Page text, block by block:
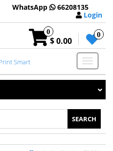
WhatsApp
66208135
Login
0
$ 0.00
0
Toggle